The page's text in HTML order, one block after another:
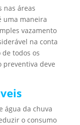
nas áreas
uma maneira
vazamento
na conta
todos os
preventiva deve
água da chuva
o consumo